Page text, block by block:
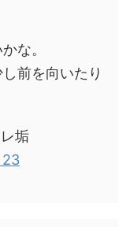
な。
前を向いたり
垢
23